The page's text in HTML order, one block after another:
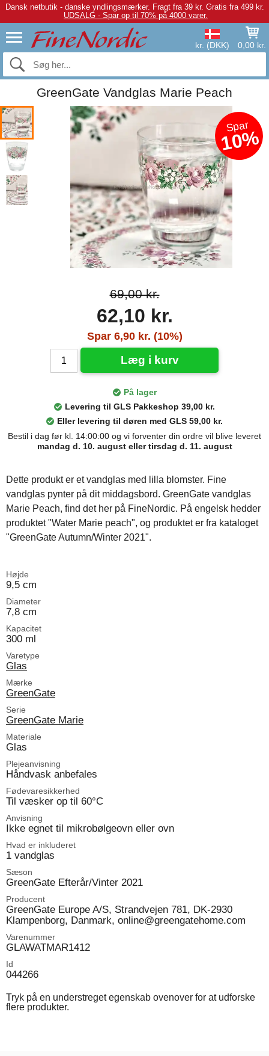
Dansk netbutik - danske yndlingsmærker. Fragt fra 39 kr. Gratis fra 499 kr.
UDSALG - Spar op til 70% på 4000 varer.
kr. (DKK) 0,00 kr.
GreenGate Vandglas Marie Peach
Spar
10%
69,00 kr.
62,10 kr.
Spar 6,90 kr. (10%)
Læg i kurv
På lager
Levering til GLS Pakkeshop 39,00 kr.
Eller levering til døren med GLS 59,00 kr.
Bestil i dag før kl. 14:00:00 og vi forventer din ordre vil blive leveret
mandag d. 10. august eller tirsdag d. 11. august
Dette produkt er et vandglas med lilla blomster. Fine
vandglas pynter på dit middagsbord. GreenGate vandglas
Marie Peach, find det her på FineNordic. På engelsk hedder
produktet "Water Marie peach", og produktet er fra kataloget
"GreenGate Autumn/Winter 2021".
Højde
9,5 cm
Diameter
7,8 cm
Kapacitet
300 ml
Varetype
Glas
Mærke
GreenGate
Serie
GreenGate Marie
Materiale
Glas
Plejeanvisning
Håndvask anbefales
Fødevaresikkerhed
Til væsker op til 60°C
Anvisning
Ikke egnet til mikrobølgeovn eller ovn
Hvad er inkluderet
1 vandglas
Sæson
GreenGate Efterår/Vinter 2021
Producent
GreenGate Europe A/S, Strandvejen 781, DK-2930
Klampenborg, Danmark, online@greengatehome.com
Varenummer
GLAWATMAR1412
Id
044266
Tryk på en understreget egenskab ovenover for at udforske
flere produkter.